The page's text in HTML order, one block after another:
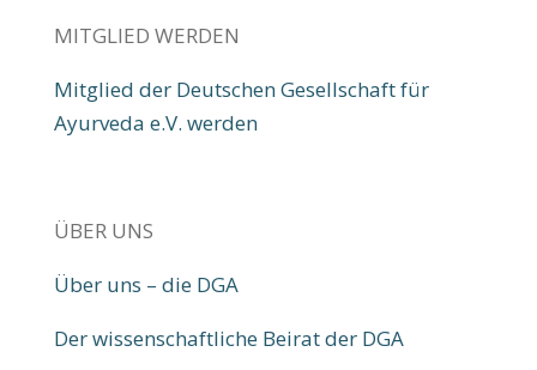
MITGLIED WERDEN
Mitglied der Deutschen Gesellschaft für
Ayurveda e.V. werden
ÜBER UNS
Über uns – die DGA
Der wissenschaftliche Beirat der DGA